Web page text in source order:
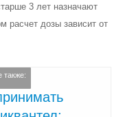
3 лет назначают
расчет дозы зависит от
также: